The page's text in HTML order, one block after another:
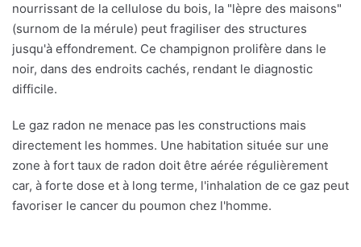
nourrissant de la cellulose du bois, la "lèpre des maisons"
(surnom de la mérule) peut fragiliser des structures
jusqu'à effondrement. Ce champignon prolifère dans le
noir, dans des endroits cachés, rendant le diagnostic
difficile.
Le gaz radon ne menace pas les constructions mais
directement les hommes. Une habitation située sur une
zone à fort taux de radon doit être aérée régulièrement
car, à forte dose et à long terme, l'inhalation de ce gaz peut
favoriser le cancer du poumon chez l'homme.